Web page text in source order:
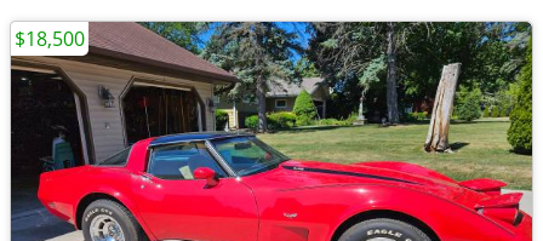
$18,500